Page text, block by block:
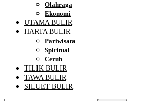
Olahraga
Ekonomi
UTAMA BULIR
HARTA BULIR
Pariwisata
Spiritual
Ceruh
TILIK BULIR
TAWA BULIR
SILUET BULIR